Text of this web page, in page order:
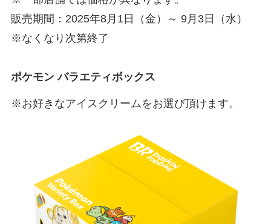
販売期間：2025年8月1日（金）～ 9月3日（水）
※なくなり次第終了
ポケモン バラエティボックス
※お好きなアイスクリームをお選び頂けます。